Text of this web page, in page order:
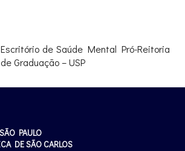
Escritório de Saúde Mental Pró-Reitoria
de Graduação – USP
PAULO
DE SÃO CARLOS